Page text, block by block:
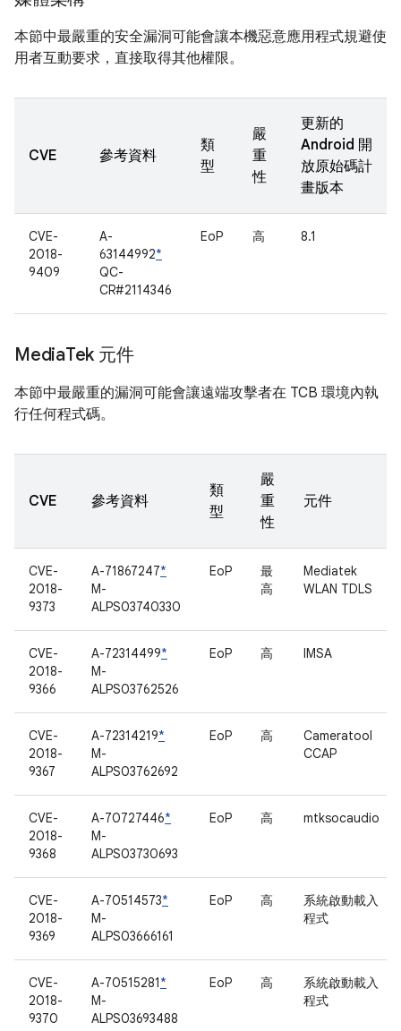
本節中最嚴重的安全漏洞可能會讓本機惡意應用程式規避使
用者互動要求，直接取得其他權限。
CVE 參考資料
類
型
嚴
重
性
更新的
Android 開
放原始碼計
畫版本
CVE-
2018-
9409
A-
63144992*
QC-
CR#2114346
EoP 高 8.1
MediaTek 元件
本節中最嚴重的漏洞可能會讓遠端攻擊者在 TCB 環境內執
行任何程式碼。
CVE 參考資料
類
型
嚴
重
性
元件
CVE-
2018-
9373
A-71867247*
M-
ALPS03740330
EoP
最
高
Mediatek
WLAN TDLS
CVE-
2018-
9366
A-72314499*
M-
ALPS03762526
EoP 高 IMSA
CVE-
2018-
9367
A-72314219*
M-
ALPS03762692
EoP 高
Cameratool
CCAP
CVE-
2018-
9368
A-70727446*
M-
ALPS03730693
EoP 高 mtksocaudio
CVE-
2018-
9369
A-70514573*
M-
ALPS03666161
EoP 高
系統啟動載入
程式
CVE-
2018-
9370
A-70515281*
M-
ALPS03693488
EoP 高
系統啟動載入
程式